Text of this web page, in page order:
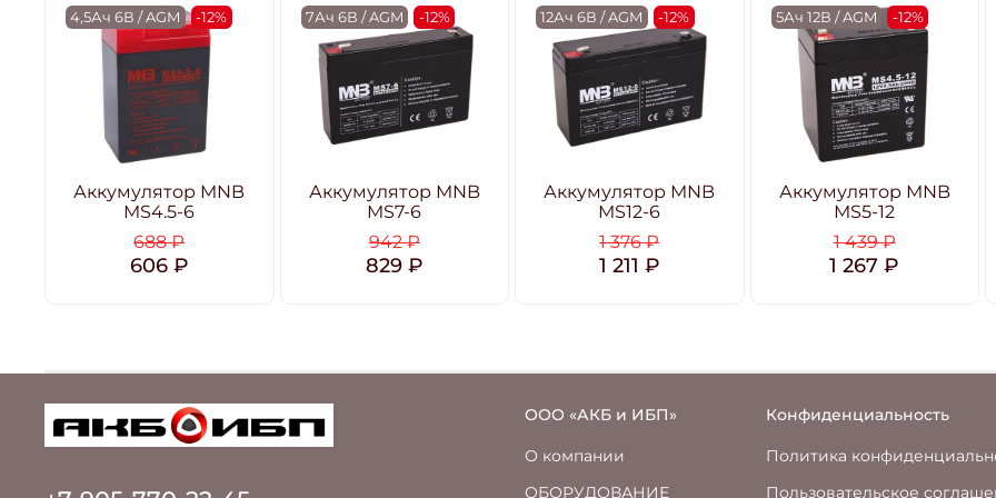
4,5Ач 6В / AGM -12%
Аккумулятор MNB
MS4.5-6
688 ₽
606 ₽
7Ач 6В / AGM -12%
Аккумулятор MNB
MS7-6
942 ₽
829 ₽
12Ач 6В / AGM -12%
Аккумулятор MNB
MS12-6
1 376 ₽
1 211 ₽
5Ач 12В / AGM -12%
Аккумулятор MNB
MS5-12
1 439 ₽
1 267 ₽
ООО «АКБ и ИБП»
О компании
ОБОРУДОВАНИЕ
Конфиденциальность
Политика
Пользовательское